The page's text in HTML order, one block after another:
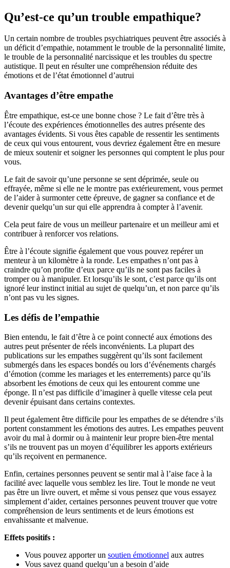
Qu’est-ce qu’un trouble empathique?
Un certain nombre de troubles psychiatriques peuvent être associés à
un déficit d’empathie, notamment le trouble de la personnalité limite,
le trouble de la personnalité narcissique et les troubles du spectre
autistique. Il peut en résulter une compréhension réduite des
émotions et de l’état émotionnel d’autrui
Avantages d’être empathe
Être empathique, est-ce une bonne chose ? Le fait d’être très à
l’écoute des expériences émotionnelles des autres présente des
avantages évidents. Si vous êtes capable de ressentir les sentiments
de ceux qui vous entourent, vous devriez également être en mesure
de mieux soutenir et soigner les personnes qui comptent le plus pour
vous.
Le fait de savoir qu’une personne se sent déprimée, seule ou
effrayée, même si elle ne le montre pas extérieurement, vous permet
de l’aider à surmonter cette épreuve, de gagner sa confiance et de
devenir quelqu’un sur qui elle apprendra à compter à l’avenir.
Cela peut faire de vous un meilleur partenaire et un meilleur ami et
contribuer à renforcer vos relations.
Être à l’écoute signifie également que vous pouvez repérer un
menteur à un kilomètre à la ronde. Les empathes n’ont pas à
craindre qu’on profite d’eux parce qu’ils ne sont pas faciles à
tromper ou à manipuler. Et lorsqu’ils le sont, c’est parce qu’ils ont
ignoré leur instinct initial au sujet de quelqu’un, et non parce qu’ils
n’ont pas vu les signes.
Les défis de l’empathie
Bien entendu, le fait d’être à ce point connecté aux émotions des
autres peut présenter de réels inconvénients. La plupart des
publications sur les empathes suggèrent qu’ils sont facilement
submergés dans les espaces bondés ou lors d’événements chargés
d’émotion (comme les mariages et les enterrements) parce qu’ils
absorbent les émotions de ceux qui les entourent comme une
éponge. Il n’est pas difficile d’imaginer à quelle vitesse cela peut
devenir épuisant dans certains contextes.
Il peut également être difficile pour les empathes de se détendre s’ils
portent constamment les émotions des autres. Les empathes peuvent
avoir du mal à dormir ou à maintenir leur propre bien-être mental
s’ils ne trouvent pas un moyen d’équilibrer les apports extérieurs
qu’ils reçoivent en permanence.
Enfin, certaines personnes peuvent se sentir mal à l’aise face à la
facilité avec laquelle vous semblez les lire. Tout le monde ne veut
pas être un livre ouvert, et même si vous pensez que vous essayez
simplement d’aider, certaines personnes peuvent trouver que votre
compréhension de leurs sentiments et de leurs émotions est
envahissante et malvenue.
Effets positifs :
Vous pouvez apporter un soutien émotionnel aux autres
Vous savez quand quelqu’un a besoin d’aide